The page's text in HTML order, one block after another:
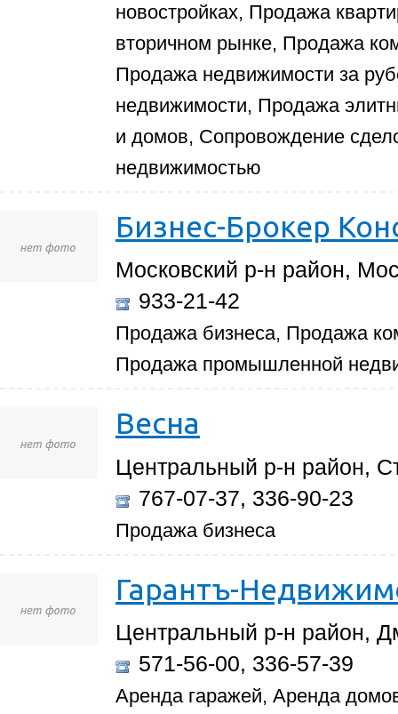
новостройках, Продажа
вторичном рынке, Продажа
Продажа недвижимости за
недвижимости, Продажа
и домов, Сопровождение
недвижимостью
Бизнес-Брокер
Московский р-н район,
933-21-42
Продажа бизнеса, Продажа
Продажа промышленной
Весна
Центральный р-н район,
767-07-37, 336-90-23
Продажа бизнеса
Гарантъ-
Центральный р-н район,
571-56-00, 336-57-39
Аренда гаражей, Аренда